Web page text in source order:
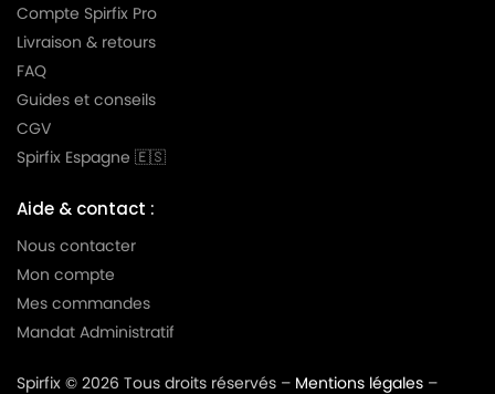
MIELE
MIELE S4792
MIELE
MIELE
MIELE S4794
MIELE
MIELE S4795
MIELE
Compte Spirfix Pro
Livraison & retours
FAQ
Guides et conseils
CGV
Spirfix Espagne 🇪🇸
Aide & contact :
Nous contacter
Mon compte
Mes commandes
Mandat Administratif
Spirfix © 2026 Tous droits réservés – Mentions légales –